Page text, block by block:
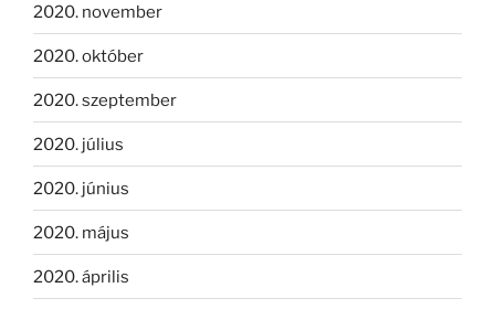
2020. november
2020. október
2020. szeptember
2020. július
2020. június
2020. május
2020. április